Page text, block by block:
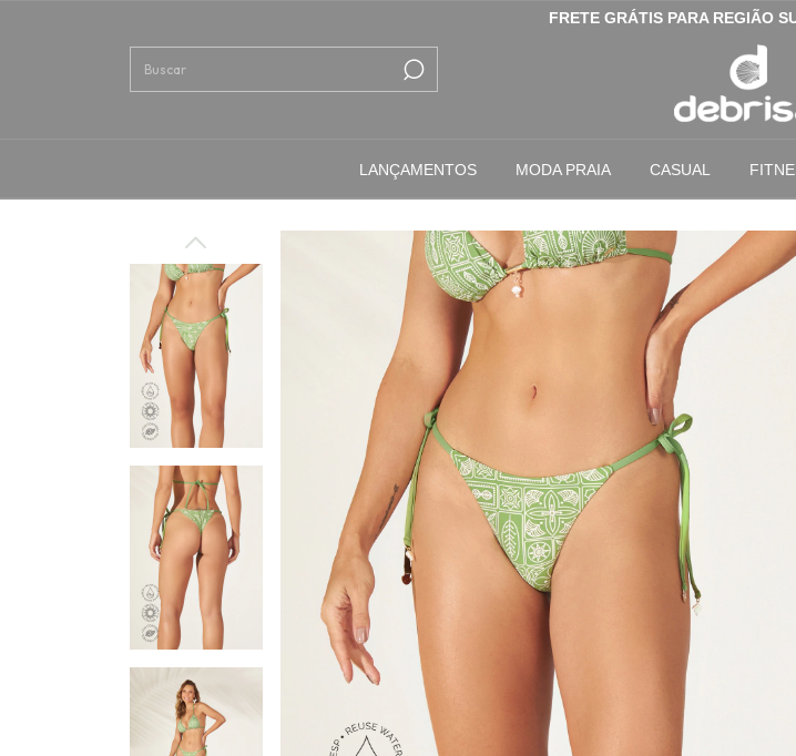
LANÇAMENTOS MODA PRAIA CASUAL
FRETE GRÁTIS PARA REGIÃO